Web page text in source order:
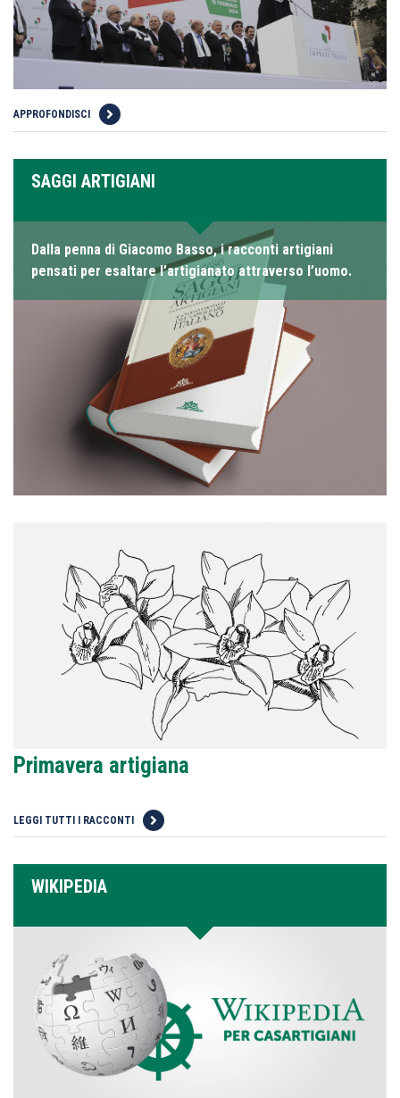
APPROFONDISCI
SAGGI ARTIGIANI
Dalla penna di Giacomo Basso, i racconti artigiani
pensati per esaltare l’artigianato attraverso l’uomo.
Primavera artigiana
LEGGI TUTTI I RACCONTI
WIKIPEDIA